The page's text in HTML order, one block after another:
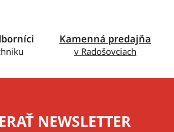
i
Kamenná predajňa
v Radošovciach
NEWSLETTER